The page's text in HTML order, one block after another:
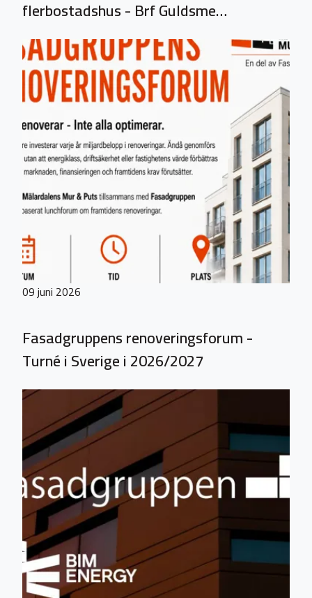
flerbostadshus - Brf Guldsme…
09 juni 2026
Fasadgruppens renoveringsforum -
Turné i Sverige i 2026/2027